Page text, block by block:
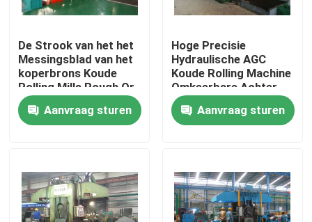
Producten
Ongeveer ons
Contacteer ons
De Strook van het het
Messingsblad van het
koperbrons Koude
Rolling Mills Rough Or
Fine Rolling
Aanvraag sturen
Hoge Precisie
Hydraulische AGC
Koude Rolling Machine
Omkeerbare Achter
elkaar
Aanvraag sturen